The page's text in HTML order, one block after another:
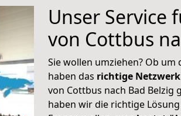
Unser Service
von Cottbus
Sie wollen umziehen? Ob
haben das richtige Netzwerk
von Cottbus nach Bad Belzig
haben wir die richtige